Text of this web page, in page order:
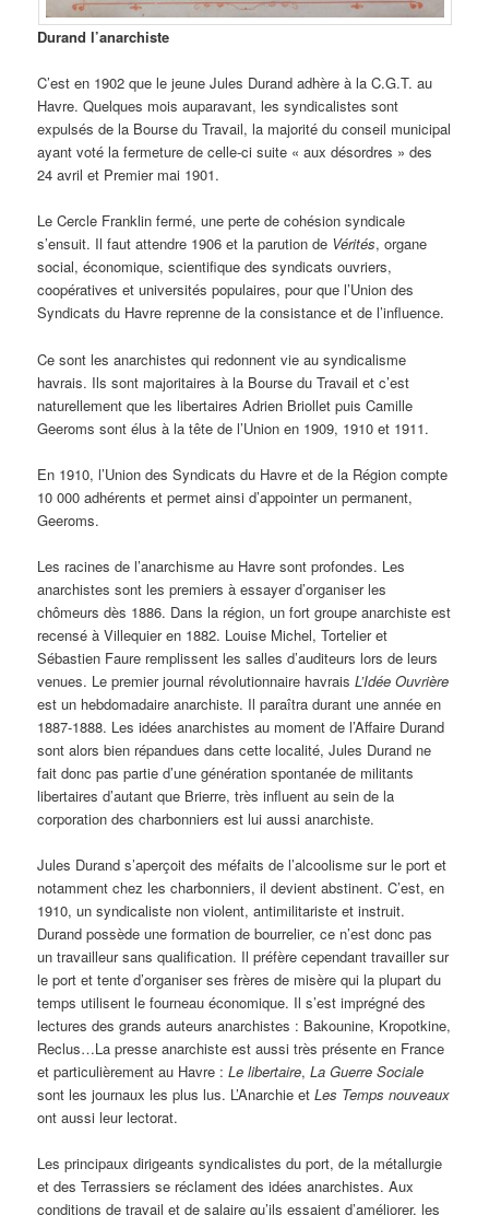
Durand l’anarchiste
C’est en 1902 que le jeune Jules Durand adhère à la C.G.T. au
Havre. Quelques mois auparavant, les syndicalistes sont
expulsés de la Bourse du Travail, la majorité du conseil municipal
ayant voté la fermeture de celle-ci suite « aux désordres » des
24 avril et Premier mai 1901.
Le Cercle Franklin fermé, une perte de cohésion syndicale
s’ensuit. Il faut attendre 1906 et la parution de Vérités, organe
social, économique, scientifique des syndicats ouvriers,
coopératives et universités populaires, pour que l’Union des
Syndicats du Havre reprenne de la consistance et de l’influence.
Ce sont les anarchistes qui redonnent vie au syndicalisme
havrais. Ils sont majoritaires à la Bourse du Travail et c’est
naturellement que les libertaires Adrien Briollet puis Camille
Geeroms sont élus à la tête de l’Union en 1909, 1910 et 1911.
En 1910, l’Union des Syndicats du Havre et de la Région compte
10 000 adhérents et permet ainsi d’appointer un permanent,
Geeroms.
Les racines de l’anarchisme au Havre sont profondes. Les
anarchistes sont les premiers à essayer d’organiser les
chômeurs dès 1886. Dans la région, un fort groupe anarchiste est
recensé à Villequier en 1882. Louise Michel, Tortelier et
Sébastien Faure remplissent les salles d’auditeurs lors de leurs
venues. Le premier journal révolutionnaire havraisL’Idée Ouvrière
est un hebdomadaire anarchiste. Il paraîtra durant une année en
1887-1888. Les idées anarchistes au moment de l’Affaire Durand
sont alors bien répandues dans cette localité, Jules Durand ne
fait donc pas partie d’une génération spontanée de militants
libertaires d’autant que Brierre, très influent au sein de la
corporation des charbonniers est lui aussi anarchiste.
Jules Durand s’aperçoit des méfaits de l’alcoolisme sur le port et
notamment chez les charbonniers, il devient abstinent. C’est, en
1910, un syndicaliste non violent, antimilitariste et instruit.
Durand possède une formation de bourrelier, ce n’est donc pas
un travailleur sans qualification. Il préfère cependant travailler sur
le port et tente d’organiser ses frères de misère qui la plupart du
temps utilisent le fourneau économique. Il s’est imprégné des
lectures des grands auteurs anarchistes : Bakounine, Kropotkine,
Reclus…La presse anarchiste est aussi très présente en France
et particulièrement au Havre :Le libertaire,La Guerre Sociale
sont les journaux les plus lus. L’Anarchie et Les Temps nouveaux
ont aussi leur lectorat.
Les principaux dirigeants syndicalistes du port, de la métallurgie
et des Terrassiers se réclament des idées anarchistes. Aux
conditions de travail et de salaire qu’ils essaient d’améliorer, les